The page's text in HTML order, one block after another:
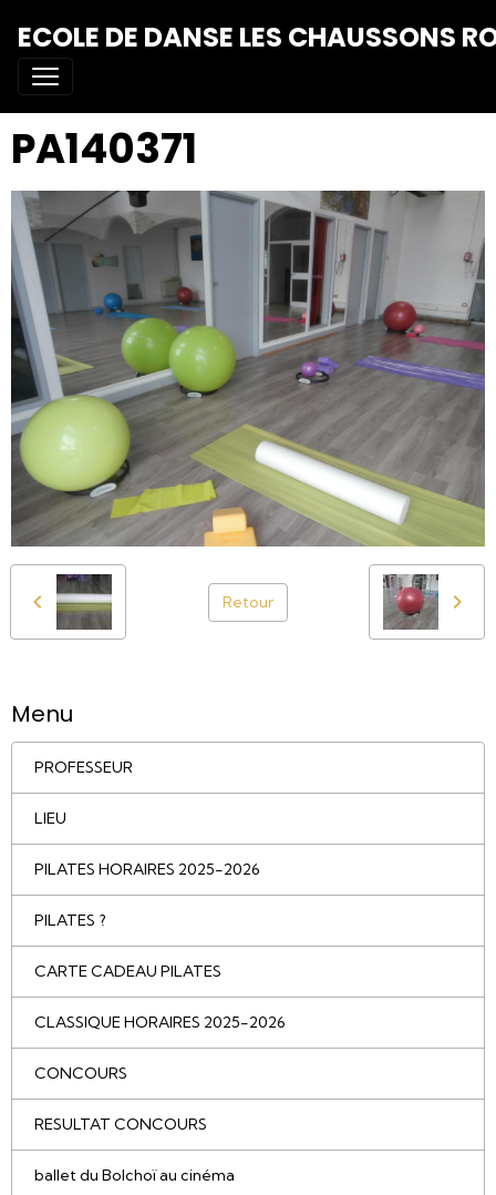
ECOLE DE DANSE LES CHAUSSONS
PA140371
Retour
Menu
PROFESSEUR
LIEU
PILATES HORAIRES 2025-2026
PILATES ?
CARTE CADEAU PILATES
CLASSIQUE HORAIRES 2025-2026
CONCOURS
RESULTAT CONCOURS
ballet du Bolchoï au cinéma